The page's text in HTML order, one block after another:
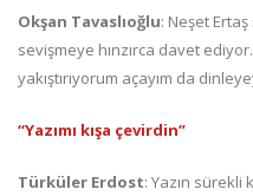
Okşan Tavaslıoğlu: Neşet Ertaş
sevişmeye hınzırca davet
yakıştırıyorum açayım da
“Yazımı kışa çevirdin”
Türküler Erdost: Yazın sürekli